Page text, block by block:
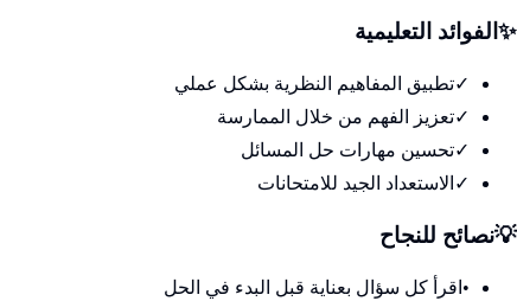
✨ الفوائد التعليمية
✓تطبيق المفاهيم النظرية بشكل عملي
✓تعزيز الفهم من خلال الممارسة
✓تحسين مهارات حل المسائل
✓ الاستعداد الجيد للامتحانات
💡نصائح للنجاح
• اقرأ كل سؤال بعناية قبل البدء في الحل